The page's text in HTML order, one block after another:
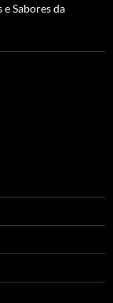
Sabores da